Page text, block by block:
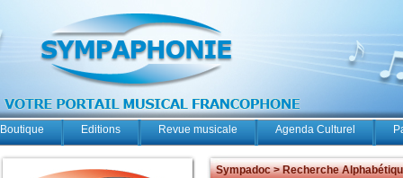
Boutique Editions Revue musicale Agenda Culturel
Sympadoc > Recherche